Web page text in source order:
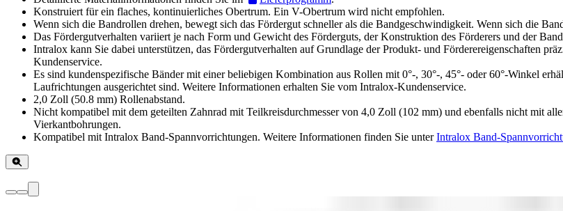
Konstruiert für ein flaches, kontinuierliches Obertrum. Ein V-Obertrum wird nicht empfohlen.
Wenn sich die Bandrollen drehen, bewegt sich das Fördergut schneller als die Bandgeschwindigkeit. Wenn sich die
Das Fördergutverhalten variiert je nach Form und Gewicht des Förderguts, der Konstruktion des Förderers und der
Intralox kann Sie dabei unterstützen, das Fördergutverhalten auf Grundlage der Produkt- und Förderereigenschaften
Kundenservice.
Es sind kundenspezifische Bänder mit einer beliebigen Kombination aus Rollen mit 0°-, 30°-, 45°- oder 60°-Winkel
Laufrichtungen ausgerichtet sind. Weitere Informationen erhalten Sie vom Intralox-Kundenservice.
2,0 Zoll (50.8 mm) Rollenabstand.
Nicht kompatibel mit dem geteilten Zahnrad mit Teilkreisdurchmesser von 4,0 Zoll (102 mm) und ebenfalls nicht mit
Vierkantbohrungen.
Kompatibel mit Intralox Band-Spannvorrichtungen. Weitere Informationen finden Sie unterIntralox Band-